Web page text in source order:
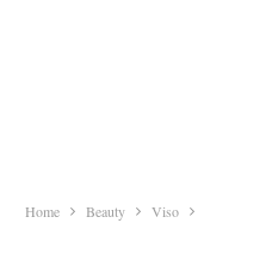
Home Beauty Viso